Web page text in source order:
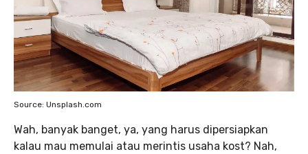
Source: Unsplash.com
Wah, banyak banget, ya, yang harus dipersiapkan
kalau mau memulai atau merintis usaha kost? Nah,